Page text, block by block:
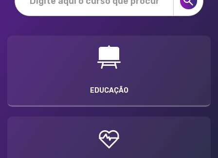
EDUCAÇÃO